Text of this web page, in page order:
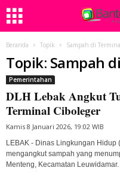
Beranda Topik Sampah di
Topik: Sampah
Pemerintahan
DLH Lebak Angkut
Terminal Ciboleger
Kamis 8 Januari 2026, 19:02 WIB
LEBAK - Dinas Lingkungan
mengangkut sampah yang
Menteng, Kecamatan